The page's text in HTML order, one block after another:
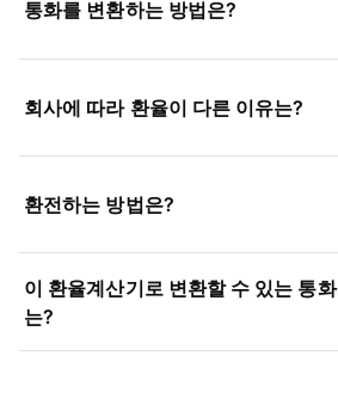
통화를 변환하는 방법은?
회사에 따라 환율이 다른 이유는?
환전하는 방법은?
이 환율계산기로 변환할 수 있는 통화
는?